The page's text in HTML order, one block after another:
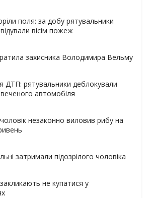
поля: за добу рятувальники
вісім пожеж
захисника Володимира Вельму
ДТП: рятувальники деблокували
автомобіля
незаконно виловив рибу на
затримали підозрілого чоловіка
не купатися у